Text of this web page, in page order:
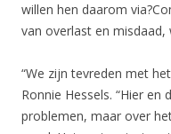
willen hen daarom
van overlast en misdaad,
“We zijn tevreden met
Ronnie Hessels. “Hier
problemen, maar over